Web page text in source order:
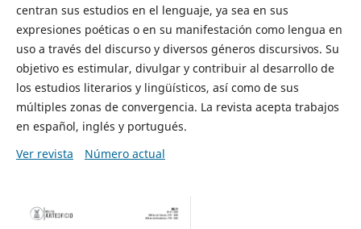
centran sus estudios en el lenguaje, ya sea en sus
expresiones poéticas o en su manifestación como lengua en
uso a través del discurso y diversos géneros discursivos. Su
objetivo es estimular, divulgar y contribuir al desarrollo de
los estudios literarios y lingüísticos, así como de sus
múltiples zonas de convergencia. La revista acepta trabajos
en español, inglés y portugués.
Ver revista
Número actual